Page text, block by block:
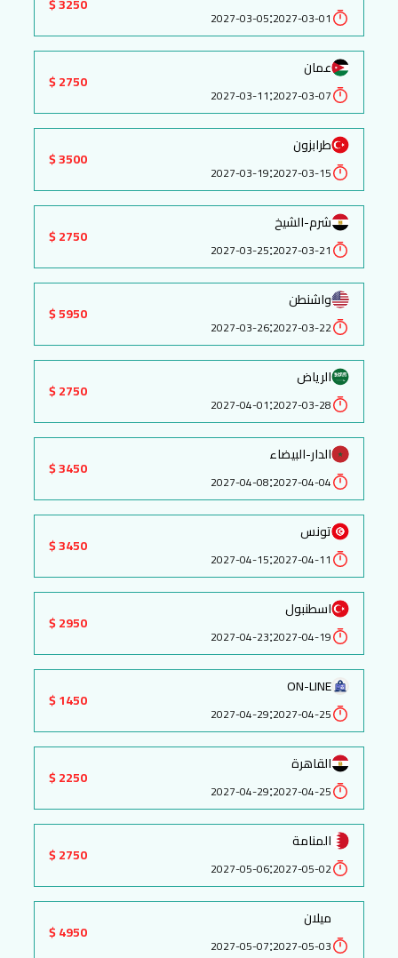
2027-03-01
:
2027-03-05
عمان
2027-03-07
:
2027-03-11
2750 $
طرابزون
2027-03-15
:
2027-03-19
3500 $
شرم-الشيخ
2027-03-21
:
2027-03-25
2750 $
واشنطن
2027-03-22
:
2027-03-26
5950 $
الرياض
2027-03-28
:
2027-04-01
2750 $
الدار-البيضاء
2027-04-04
:
2027-04-08
3450 $
تونس
2027-04-11
:
2027-04-15
3450 $
اسطنبول
2027-04-19
:
2027-04-23
2950 $
ON-LINE
2027-04-25
:
2027-04-29
1450 $
القاهرة
2027-04-25
:
2027-04-29
2250 $
المنامة
2027-05-02
:
2027-05-06
2750 $
ميلان
2027-05-03
:
2027-05-07
4950 $